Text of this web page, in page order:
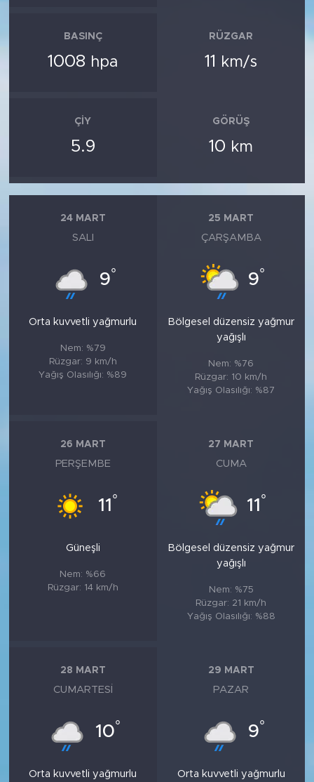
BASINÇ
1008 hpa
RÜZGAR
11 km/s
ÇIY
5.9
GÖRÜŞ
10 km
24 MART
SALI
9°
Orta kuvvetli yağmurlu
Nem: %79
Rüzgar: 9 km/h
Yağış Olasılığı: %89
25 MART
ÇARŞAMBA
9°
Bölgesel düzensiz yağmur
yağışlı
Nem: %76
Rüzgar: 10 km/h
Yağış Olasılığı: %87
26 MART
PERŞEMBE
11 °
Güneşli
Nem: %66
Rüzgar: 14 km/h
27 MART
CUMA
11 °
Bölgesel düzensiz yağmur
yağışlı
Nem: %75
Rüzgar: 21 km/h
Yağış Olasılığı: %88
28 MART
CUMARTESI
10°
Orta kuvvetli yağmurlu
29 MART
PAZAR
9°
Orta kuvvetli yağmurlu